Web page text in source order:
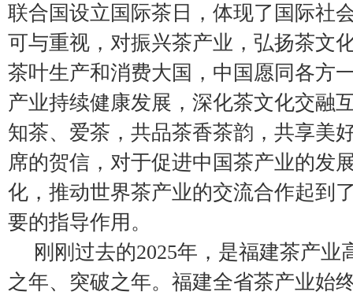
联合国设立国际茶日，体现了国际社
可与重视，对振兴茶产业，弘扬茶文
茶叶生产和消费大国，中国愿同各方
产业持续健康发展，深化茶文化交融
知茶、爱茶，共品茶香茶韵，共享美
席的贺信，对于促进中国茶产业的发
化，推动世界茶产业的交流合作起到
要的指导作用。
刚刚过去的2025年，是福建茶产业
之年、突破之年。福建全省茶产业始